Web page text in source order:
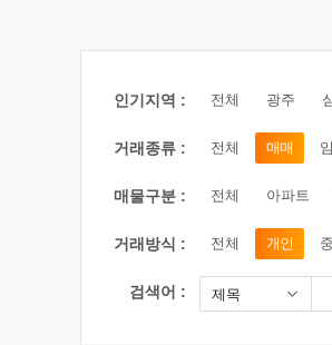
인기지역 : 전체 광주
거래종류 : 전체 매매
매물구분 : 전체 아파트
거래방식 : 전체 개인
검색어 : 제목